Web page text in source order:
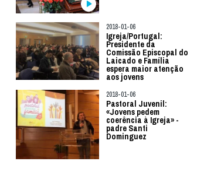
2018-01-06
Igreja/Portugal:
Presidente da
Comissão Episcopal do
Laicado e Família
espera maior atenção
aos jovens
2018-01-06
Pastoral Juvenil:
«Jovens pedem
coerência à Igreja» -
padre Santi
Dominguez